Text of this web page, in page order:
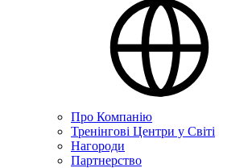
Про Компанію
Тренінгові Центри у Світі
Нагороди
Партнерство